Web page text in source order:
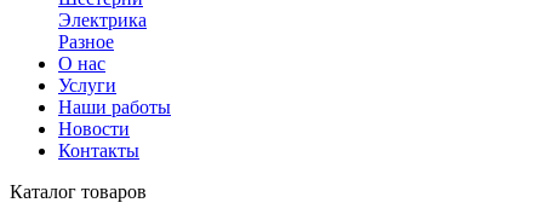
Электрика
Разное
О нас
Услуги
Наши работы
Новости
Контакты
Каталог товаров